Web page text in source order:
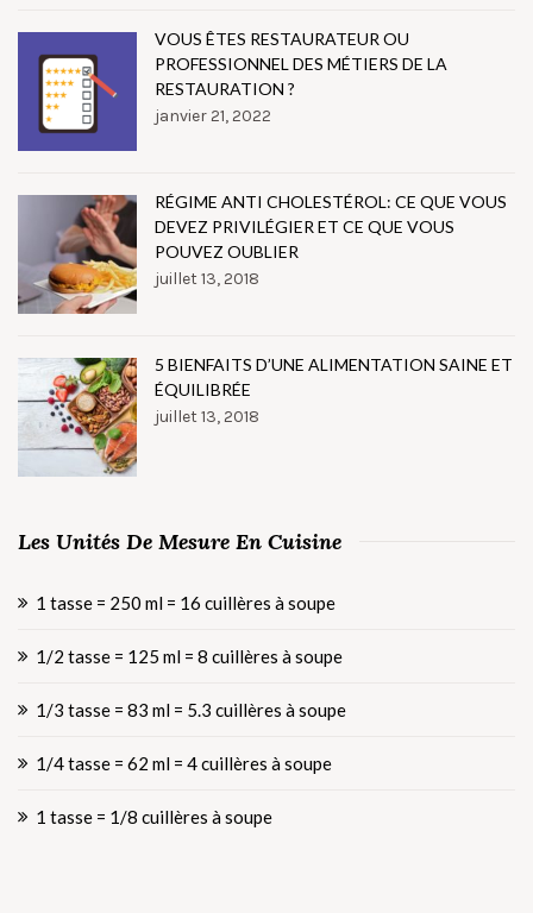
VOUS ÊTES RESTAURATEUR OU
PROFESSIONNEL DES MÉTIERS DE LA
RESTAURATION ?
janvier 21, 2022
RÉGIME ANTI CHOLESTÉROL: CE QUE VOUS
DEVEZ PRIVILÉGIER ET CE QUE VOUS
POUVEZ OUBLIER
juillet 13, 2018
5 BIENFAITS D’UNE ALIMENTATION SAINE ET
ÉQUILIBRÉE
juillet 13, 2018
Les Unités De Mesure En Cuisine
1 tasse = 250 ml = 16 cuillères à soupe
1/2 tasse = 125 ml = 8 cuillères à soupe
1/3 tasse = 83 ml = 5.3 cuillères à soupe
1/4 tasse = 62 ml = 4 cuillères à soupe
1 tasse = 1/8 cuillères à soupe